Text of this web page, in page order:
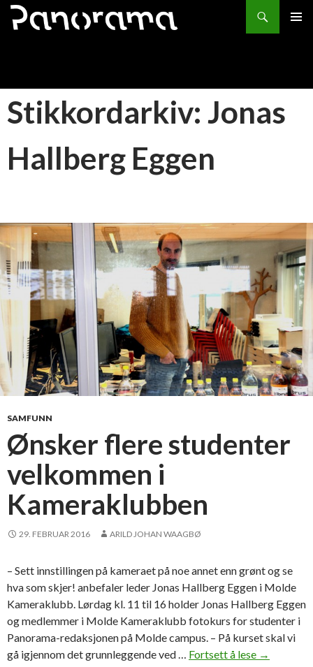
Søk
HOPP
Stikkordarkiv: Jonas
Hallberg Eggen
SAMFUNN
Ønsker flere studenter
velkommen i
Kameraklubben
29. FEBRUAR 2016 ARILD JOHAN WAAGBØ
– Sett innstillingen på kameraet på noe annet enn grønt og se
hva som skjer! anbefaler leder Jonas Hallberg Eggen i Molde
Kameraklubb. Lørdag kl. 11 til 16 holder Jonas Hallberg Eggen
og medlemmer i Molde Kameraklubb fotokurs for studenter i
Panorama-redaksjonen på Molde campus. – På kurset skal vi
gå igjennom det grunnleggende ved … Fortsett å lese Ø
→